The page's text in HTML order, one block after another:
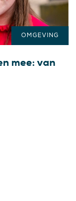
mee: van
OMGEVING